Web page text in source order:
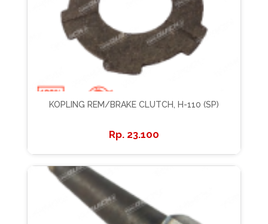
KOPLING REM/BRAKE CLUTCH, H-110 (SP)
23.100